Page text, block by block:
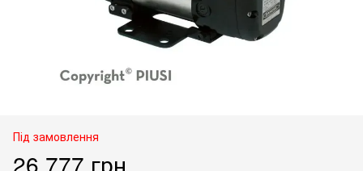
Під замовлення
26 777 грн